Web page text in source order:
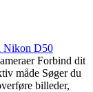
Nikon D50
Forbind dit
måde Søger du
billeder,